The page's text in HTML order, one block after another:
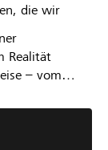
die wir
Realität
– vom
Leidenschaft